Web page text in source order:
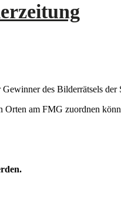
des Bilderrätsels der
am FMG zuordnen